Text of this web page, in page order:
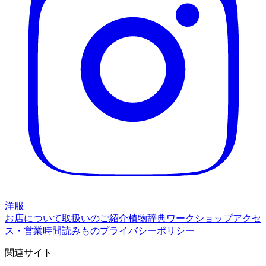
洋服
お店について取扱いのご紹介植物辞典ワークショップアクセ
ス・営業時間読みものプライバシーポリシー
関連サイト